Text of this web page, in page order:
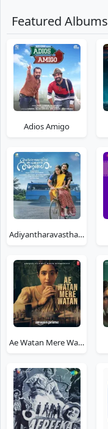
Featured Albums
Adios Amigo
Adiyantharavasthakalathe Anuragam
Ae Watan Mere Watan